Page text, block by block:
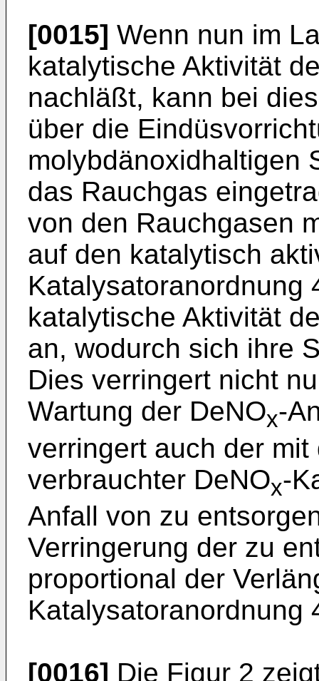
[0015] Wenn nun im
katalytische Aktivität
nachläßt, kann bei
über die
molybdänoxidhaltigen
das Rauchgas
von den Rauchgasen
auf den katalytisch
Katalysatoranordnung
katalytische Aktivität
an, wodurch sich ihre
Dies verringert nicht
Wartung der DeNOx-
verringert auch der
verbrauchter DeNOx-
Anfall von zu
Verringerung der zu
proportional der
Katalysatoranordnung
[0016] Die Figur 2